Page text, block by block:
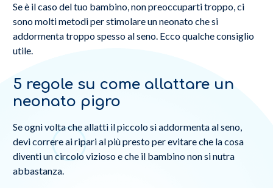
Se è il caso del tuo bambino, non preoccuparti troppo, ci
sono molti metodi per stimolare un neonato che si
addormenta troppo spesso al seno. Ecco qualche consiglio
utile.
5 regole su come allattare un
neonato pigro
Se ogni volta che allatti il piccolo si addormenta al seno,
devi correre ai ripari al più presto per evitare che la cosa
diventi un circolo vizioso e che il bambino non si nutra
abbastanza.